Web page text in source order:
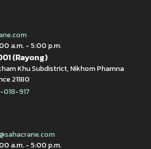
a.m. - 5:00 p.m.
(Rayong)
Khu Subdistrict, Nikhom Phamna
21180
018-917
a.m. - 5:00 p.m.